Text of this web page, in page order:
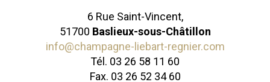
6 Rue Saint-Vincent,
51700 Baslieux-sous-Châtillon
info@champagne-liebart-regnier.com
Tél. 03 26 58 11 60
Fax. 03 26 52 34 60